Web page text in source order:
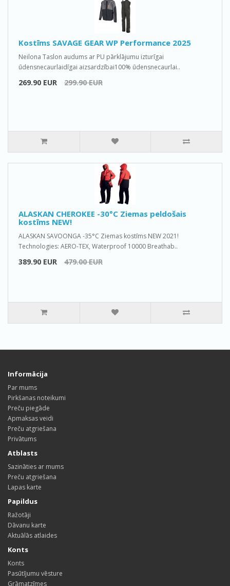
Kostīms SAVAGE GEAR WP Performance 2025
Neilona Taslon audums ar PU pārklājumu izturīgai
ūdensnecaurlaidīgai aizsardzībai100% ūdensnecaurlai..
269.90 EUR 299.90 EUR
ALASKAN CHEROKEE -30°C Ziemas peldošais
kostīms NEW!
ALASKAN SAVOONGA -35°C Ziemas kostīms NEW 2021!
Technologies: AERO-TEX, Waterproof 10000 Breathab..
389.90 EUR 479.00 EUR
Informācija
Par mums
Pirkšanas noteikumi
Preču piegāde
Apmaksas veidi
Preču atgriešana
Privātums
Atblasts
Sazināties ar mums
Preču atgriešana
Lapas karte
Papildus
Ražotāji
Dāvanu karte
Aktuālās atlaides
Konts
Konts
Pasūtījumu vēsture
Grāmatzīmes